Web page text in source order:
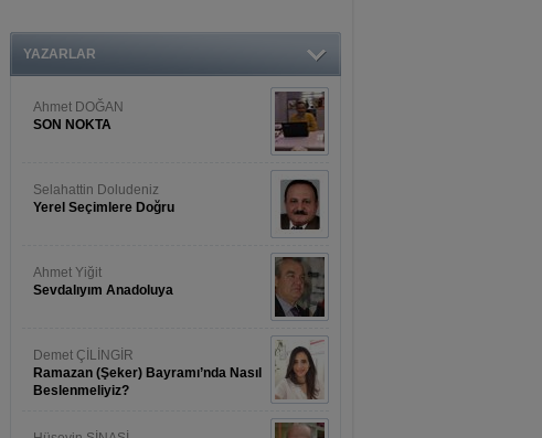
YAZARLAR
Ahmet DOĞAN
SON NOKTA
Selahattin Doludeniz
Yerel Seçimlere Doğru
Ahmet Yiğit
Sevdalıyım Anadoluya
Demet ÇİLİNGİR
Ramazan (Şeker) Bayramı’nda Nasıl
Beslenmeliyiz?